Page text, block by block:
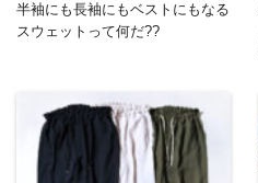
半袖にも長袖にもベストにもなる
スウェットって何だ??